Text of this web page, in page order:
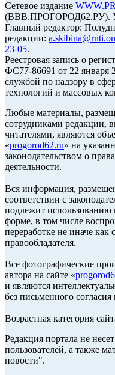
Сетевое издание
(ВВВ.ПРОГОРОД62.РУ).
Главный редактор:
редакции:
23-05.
Реестровая запись о
ФС77-86691 от 22 января
службой по надзору в
технологий и массовых
Любые материалы,
сотрудниками редакции,
читателями, являются
«progorod62.ru» на
законодательством о
деятельности.
Вся информация,
соответствии с
подлежит
форме, в том числе
переработке не иначе
правообладателя.
Все фотографические
автора на сайте «
и являются
без письменного
Возрастная категория
Редакция портала не
пользователей, а также
новости".